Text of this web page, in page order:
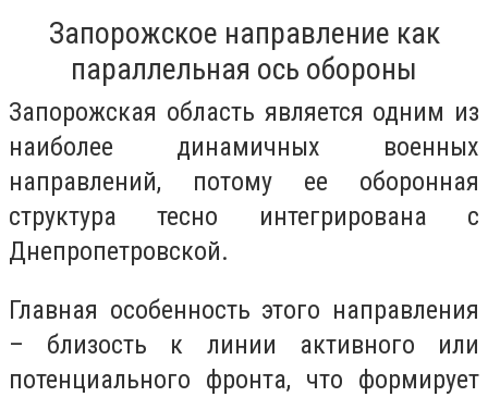
Запорожское направление как
параллельная ось обороны
Запорожская область является одним из
наиболее динамичных военных
направлений, потому ее оборонная
структура тесно интегрирована с
Днепропетровской.
Главная особенность этого направления
– близость к линии активного или
потенциального фронта, что формирует